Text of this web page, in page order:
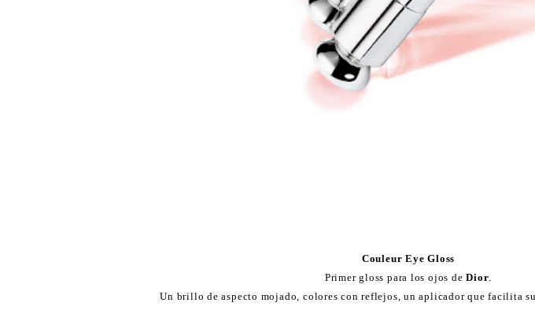
Couleur Eye Gloss
Primer gloss para los ojos de Dior
Un brillo de aspecto mojado, colores con reflejos, un aplicador que facilita